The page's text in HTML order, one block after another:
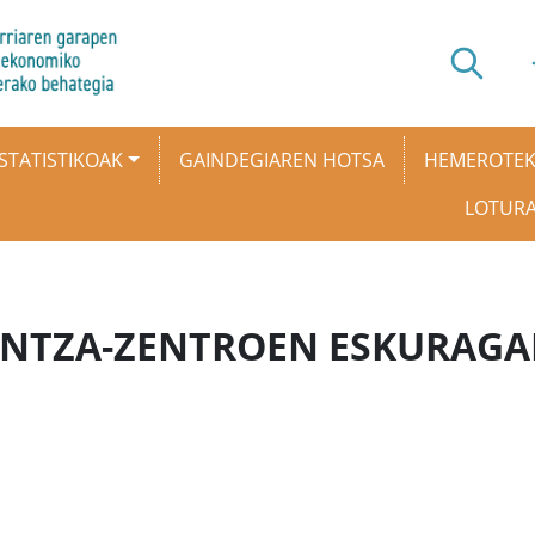
GAINDEGIAREN HOTSA
ZENTROEN